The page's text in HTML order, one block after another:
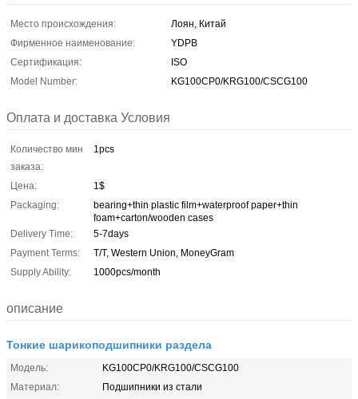
Место происхождения:
Лоян, Китай
Фирменное наименование:
YDPB
Сертификация:
ISO
Model Number:
KG100CP0/KRG100/CSCG100
Оплата и доставка Условия
Количество мин
заказа:
1pcs
Цена:
1$
Packaging:
bearing+thin plastic film+waterproof paper+thin
foam+carton/wooden cases
Delivery Time:
5-7days
Payment Terms:
T/T, Western Union, MoneyGram
Supply Ability:
1000pcs/month
описание
Тонкие шарикоподшипники раздела
Модель:
KG100CP0/KRG100/CSCG100
Материал:
Подшипники из стали